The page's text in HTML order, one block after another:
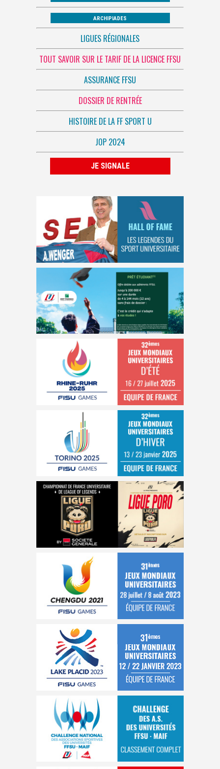
ARCHIPIADES
LIGUES RÉGIONALES
TOUT SAVOIR SUR LE TARIF DE LA LICENCE FFSU
ASSURANCE FFSU
DOSSIER DE RENTRÉE
HISTOIRE DE LA FF SPORT U
JOP 2024
JE SIGNALE